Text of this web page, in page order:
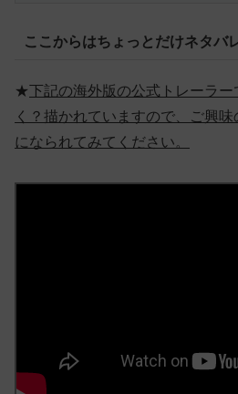
ここからはちょっとだけネタバ
★下記の海外版の公式トレーラ
く？描かれていますので、ご興
になられてみてください。